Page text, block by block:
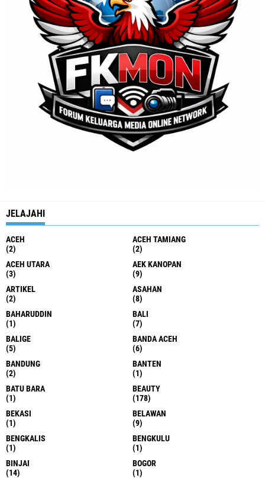
JELAJAHI
ACEH
(2)
ACEH TAMIANG
(2)
ACEH UTARA
(3)
AEK KANOPAN
(9)
ARTIKEL
(2)
ASAHAN
(8)
BAHARUDDIN
(1)
BALI
(7)
BALIGE
(5)
BANDA ACEH
(6)
BANDUNG
(2)
BANTEN
(1)
BATU BARA
(1)
BEAUTY
(178)
BEKASI
(1)
BELAWAN
(9)
BENGKALIS
(1)
BENGKULU
(1)
BINJAI
(14)
BOGOR
(1)